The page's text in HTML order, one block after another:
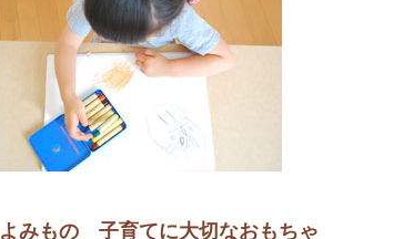
よみもの 子育てに大切なおもちゃ